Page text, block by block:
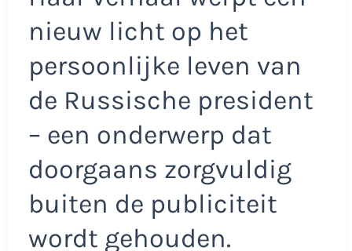
nieuw licht op het
persoonlijke leven van
de Russische president
– een onderwerp dat
doorgaans zorgvuldig
buiten de publiciteit
wordt gehouden.